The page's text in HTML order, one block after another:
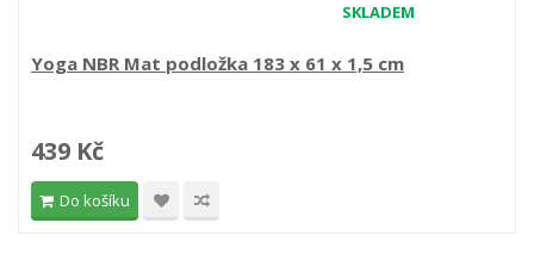
SKLADEM
Yoga NBR Mat podložka 183 x 61 x 1,5 cm
439 Kč
Do košíku